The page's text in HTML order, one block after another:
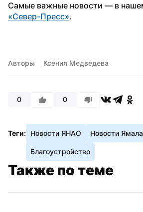
«Север-Пресс».
Авторы Ксения Медведева
0 0
Теги: Новости ЯНАО Новости Ямала
Благоустройство
Также по теме